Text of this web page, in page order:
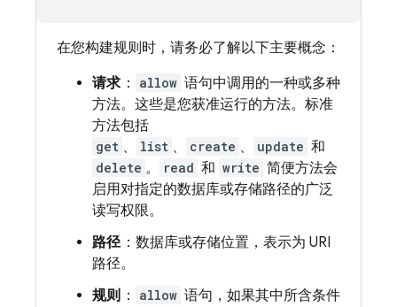
在您构建规则时，请务必了解以下主要概念：
请求 ： allow 语句中调用的一种或多种
方法。这些是您获准运行的方法。标准
方法包括
get 、 list 、 create 、 update 和
delete 。 read 和 write 简便方法会
启用对指定的数据库或存储路径的广泛
读写权限。
路径：数据库或存储位置，表示为 URI
路径。
规则 ： allow 语句，如果其中所含条件